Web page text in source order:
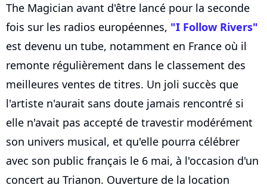
The Magician avant d'être lancé pour la seconde
fois sur les radios européennes, "I Follow Rivers"
est devenu un tube, notamment en France où il
remonte régulièrement dans le classement des
meilleures ventes de titres. Un joli succès que
l'artiste n'aurait sans doute jamais rencontré si
elle n'avait pas accepté de travestir modérément
son univers musical, et qu'elle pourra célébrer
avec son public français le 6 mai, à l'occasion d'un
concert au Trianon. Ouverture de la location